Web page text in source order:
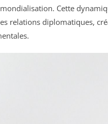
Cette
relations diplomatiques,